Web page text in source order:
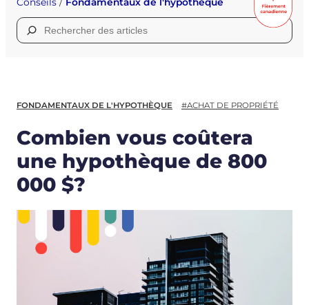
Rechercher :
FONDAMENTAUX DE L'HYPOTHÈQUE #ACHAT DE PROPRIÉTÉ
Combien vous coûtera
une hypothèque de 800
000 $?